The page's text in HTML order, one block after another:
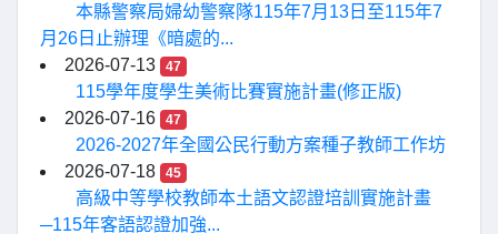
本縣警察局婦幼警察隊115年7月13日至115年7
月26日止辦理《暗處的...
2026-07-13
47
115學年度學生美術比賽實施計畫(修正版)
2026-07-16
47
2026-2027年全國公民行動方案種子教師工作坊
2026-07-18
45
高級中等學校教師本土語文認證培訓實施計畫
─115年客語認證加強...